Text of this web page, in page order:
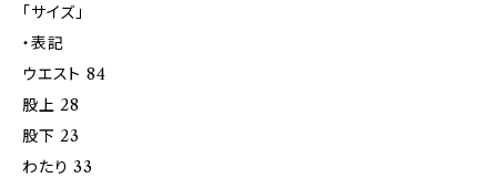
「サイズ」
・表記
ウエスト 84
股上 28
股下 23
わたり 33